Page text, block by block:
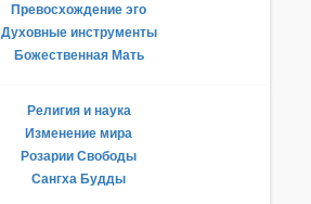
Превосхождение эго
Духовные инструменты
Божественная Мать
Религия и наука
Изменение мира
Розарии Свободы
Сангха Будды